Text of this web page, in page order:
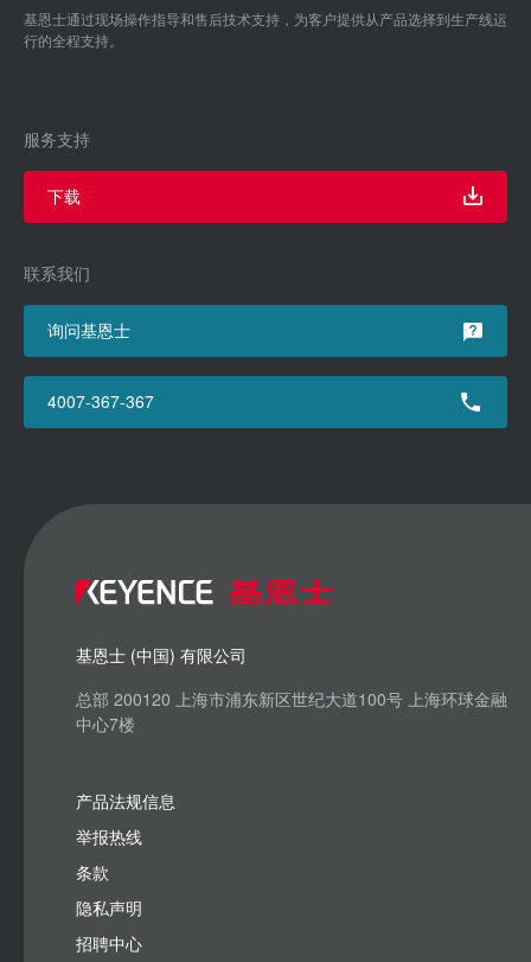
基恩士通过现场操作指导和售后技术支持，为客户提供从产品选择到生产线运
行的全程支持。
服务支持
下载
联系我们
询问基恩士
4007-367-367
基恩士 (中国) 有限公司
总部 200120 上海市浦东新区世纪大道100号 上海环球金融
中心7楼
产品法规信息
举报热线
条款
隐私声明
招聘中心